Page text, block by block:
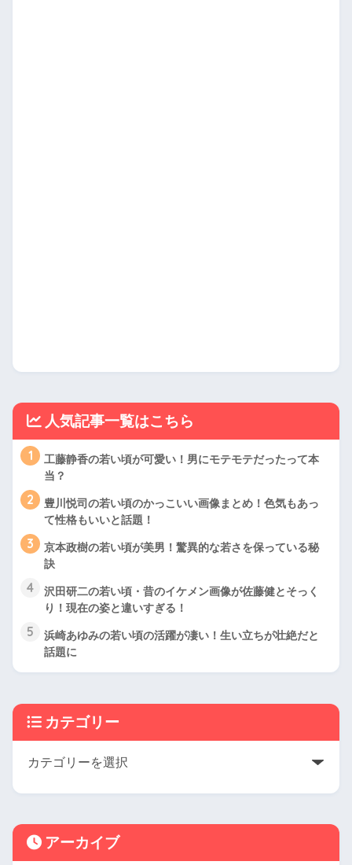
人気記事一覧はこちら
1
工藤静香の若い頃が可愛い！男にモテモテだったって本
当？
2
豊川悦司の若い頃のかっこいい画像まとめ！色気もあっ
て性格もいいと話題！
3
京本政樹の若い頃が美男！驚異的な若さを保っている秘
訣
4
沢田研二の若い頃・昔のイケメン画像が佐藤健とそっく
り！現在の姿と違いすぎる！
5
浜崎あゆみの若い頃の活躍が凄い！生い立ちが壮絶だと
話題に
カテゴリー
アーカイブ